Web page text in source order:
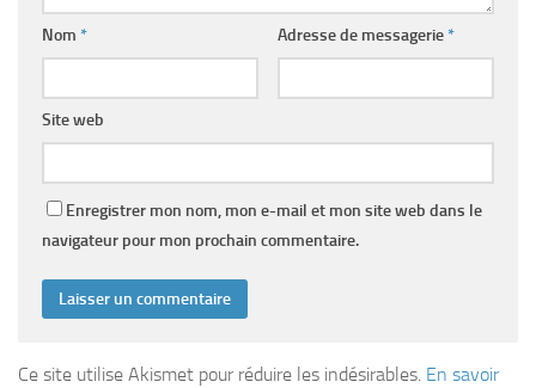
Nom * Adresse de messagerie*
Site web
Enregistrer mon nom, mon e-mail et mon site web dans le
navigateur pour mon prochain commentaire.
Ce site utilise Akismet pour réduire les indésirables. En savoir